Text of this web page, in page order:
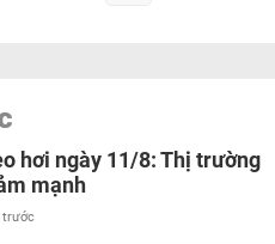
hơi ngày 11/8: Thị trường
mạnh
trước